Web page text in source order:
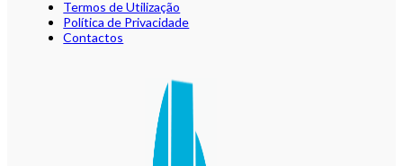
Termos de Utilização
Política de Privacidade
Contactos